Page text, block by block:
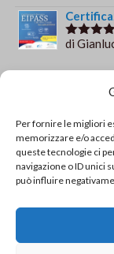
Per fornire le migliori
memorizzare e/o
queste tecnologie ci
navigazione o ID unici
può influire
Valutato
di
84013 Cava de'
+39 329 952 9244
Lun-Ven: 09:30-
Pausa pranzo:
© Copyright